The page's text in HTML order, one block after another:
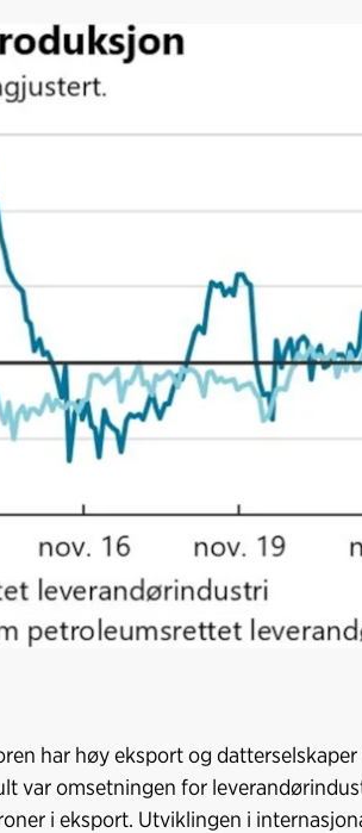
har høy eksport og
var omsetningen for
i eksport. Utviklingen i